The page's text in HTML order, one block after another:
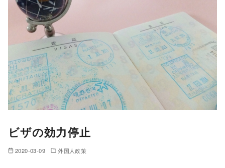
ビザの効力停止
2020-03-09 外国人政策